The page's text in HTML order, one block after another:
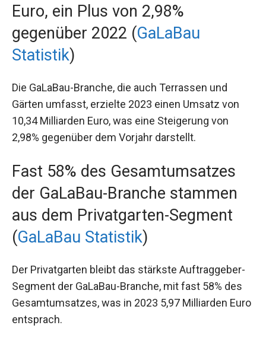
Euro, ein Plus von 2,98%
gegenüber 2022 (GaLaBau
Statistik)
Die GaLaBau-Branche, die auch Terrassen und
Gärten umfasst, erzielte 2023 einen Umsatz von
10,34 Milliarden Euro, was eine Steigerung von
2,98% gegenüber dem Vorjahr darstellt.
Fast 58% des Gesamtumsatzes
der GaLaBau-Branche stammen
aus dem Privatgarten-Segment
(GaLaBau Statistik)
Der Privatgarten bleibt das stärkste Auftraggeber-
Segment der GaLaBau-Branche, mit fast 58% des
Gesamtumsatzes, was in 2023 5,97 Milliarden Euro
entsprach.